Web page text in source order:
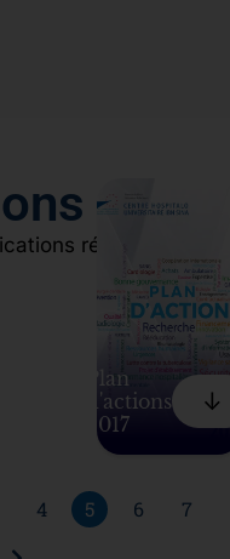
récentes
Plan
d'actions
2017
4 5 6
7